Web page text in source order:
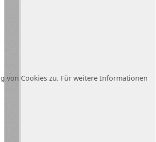
von Cookies zu. Für weitere Informationen